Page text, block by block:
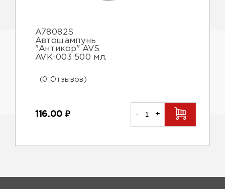
A78082S
Автошампунь
"Антикор" AVS
AVK-003 500 мл.
(0 Отзывов)
116.00 ₽ - +